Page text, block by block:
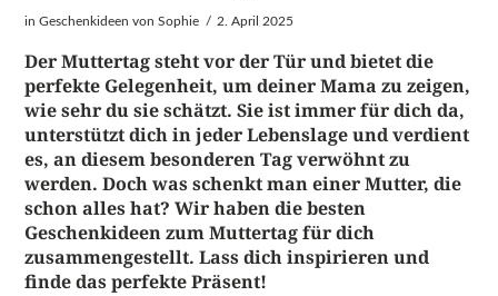
inGeschenkideen von Sophie 2. April 2025
Der Muttertag steht vor der Tür und bietet die
perfekte Gelegenheit, um deiner Mama zu zeigen,
wie sehr du sie schätzt. Sie ist immer für dich da,
unterstützt dich in jeder Lebenslage und verdient
es, an diesem besonderen Tag verwöhnt zu
werden. Doch was schenkt man einer Mutter, die
schon alles hat? Wir haben die besten
Geschenkideen zum Muttertag für dich
zusammengestellt. Lass dich inspirieren und
finde das perfekte Präsent!